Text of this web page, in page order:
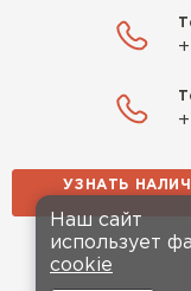
УЗНАТЬ
Наш сайт
использует
cookie